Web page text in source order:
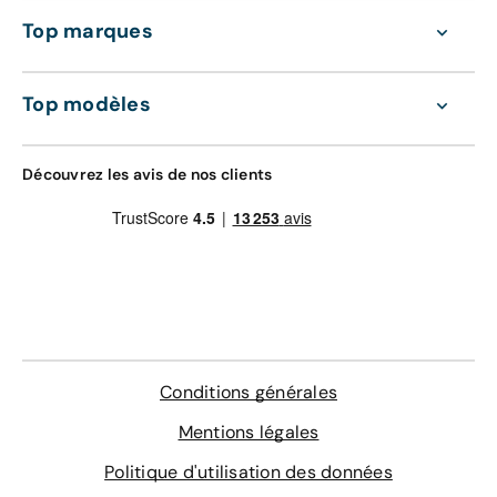
d'oeuvre valable dans le réseau constructeur
(Europe)
remorquage et véhicule de prêt)
Contrôle technique
168 €
Gravage des vitres
Top marques
Top modèles
Découvrez les avis de nos clients
Conditions générales
Mentions légales
Politique d'utilisation des données